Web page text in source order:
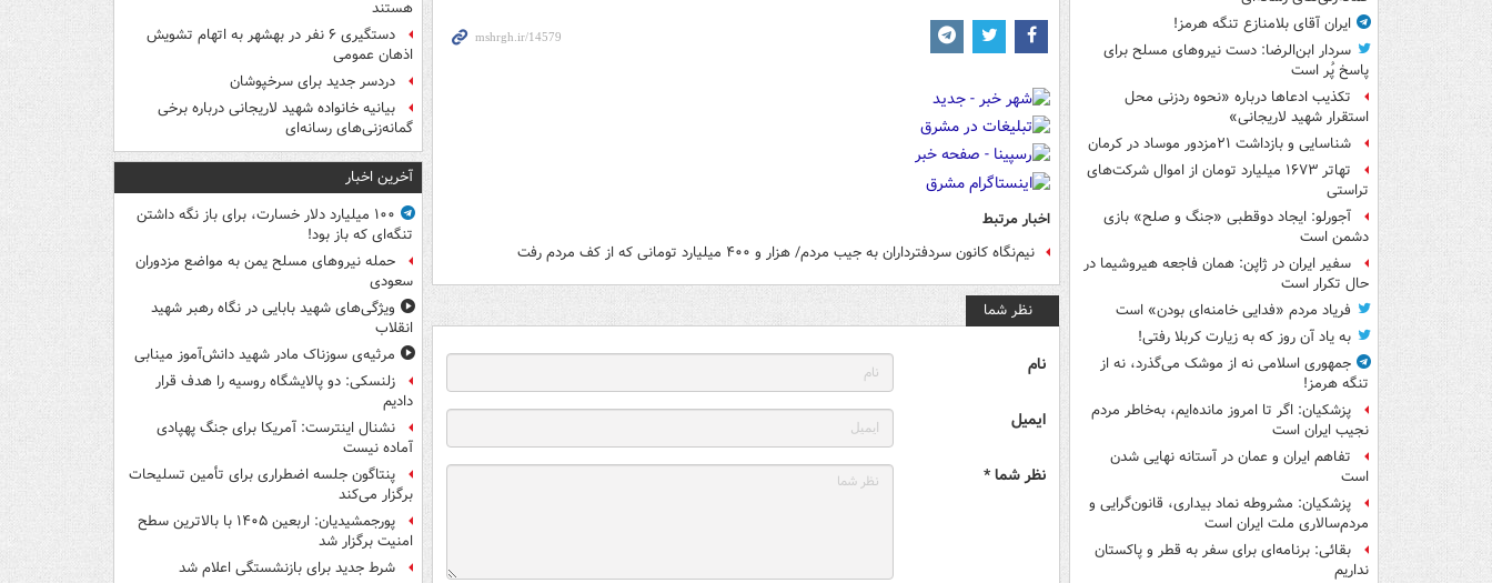
ایران آقای بلامنازع تنگه هرمز!
سردار ابن‌الرضا: دست نیروهای مسلح برای
پاسخ پُر است
تکذیب ادعاها درباره «نحوه ردزنی محل
استقرار شهید لاریجانی»
شناسایی و بازداشت ۲۱مزدور موساد در کرمان
تهاتر ۱۶۷۳ میلیارد تومان از اموال شرکت‌های
تراستی
آجورلو: ایجاد دوقطبی «جنگ و صلح‌» بازی
دشمن است
سفیر ایران در ژاپن: همان فاجعه هیروشیما در
حال تکرار است
فریاد مردم «فدایی خامنه‌ای بودن» است
به یاد آن روز که به زیارت کربلا رفتی!
جمهوری اسلامی نه از موشک می‌گذرد، نه از
تنگه هرمز!
پزشکیان: اگر تا امروز مانده‌ایم، به‌خاطر مردم
نجیب ایران است
تفاهم ایران و عمان در آستانه نهایی شدن
است
پزشکیان: مشروطه نماد بیداری، قانون‌گرایی و
مردم‌سالاری ملت ایران است
بقائی: برنامه‌ای برای سفر به قطر و پاکستان
نداریم
اخبار مرتبط
نیم‌نگاه کانون سردفترداران به جیب مردم/ هزار و ۴۰۰ میلیارد تومانی که از کف مردم رفت
نظر شما
نام
ایمیل
نظر شما *
هستند
دستگیری ۶ نفر در بهشهر به اتهام تشویش
اذهان عمومی
دردسر جدید برای سرخپوشان
بیانیه خانواده شهید لاریجانی درباره برخی
گمانه‌زنی‌های رسانه‌ای
آخرین اخبار
۱۰۰ میلیارد دلار خسارت، برای باز نگه داشتن
تنگه‌ای که باز بود!
حمله نیروهای مسلح یمن به مواضع مزدوران
سعودی
ویژگی‌های شهید بابایی در نگاه رهبر شهید
انقلاب
مرثیه‌ی سوزناک مادر شهید دانش‌آموز مینابی
زلنسکی: دو پالایشگاه روسیه را هدف قرار
دادیم
نشنال اینترست: آمریکا برای جنگ پهپادی
آماده نیست
پنتاگون جلسه اضطراری برای تأمین تسلیحات
برگزار می‌کند
پورجمشیدیان: اربعین ۱۴۰۵ با بالاترین سطح
امنیت برگزار شد
شرط جدید برای بازنشستگی اعلام شد